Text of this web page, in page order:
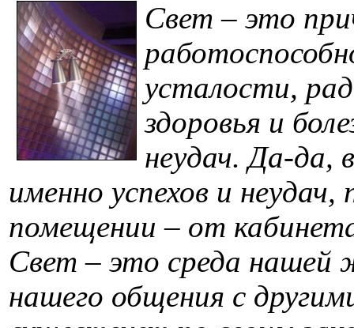
Свет – это
усталости,
здоровья и
неудач. Да-да,
именно успехов и
помещении – от
Свет – это среда нашей
нашего общения с